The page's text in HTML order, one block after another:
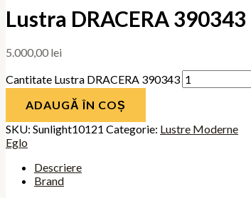
Lustra DRACERA 390343
5.000,00 lei
Cantitate Lustra DRACERA 390343
ADAUGĂ ÎN COȘ
SKU: Sunlight10121 Categorie: Lustre Moderne
Eglo
Descriere
Brand